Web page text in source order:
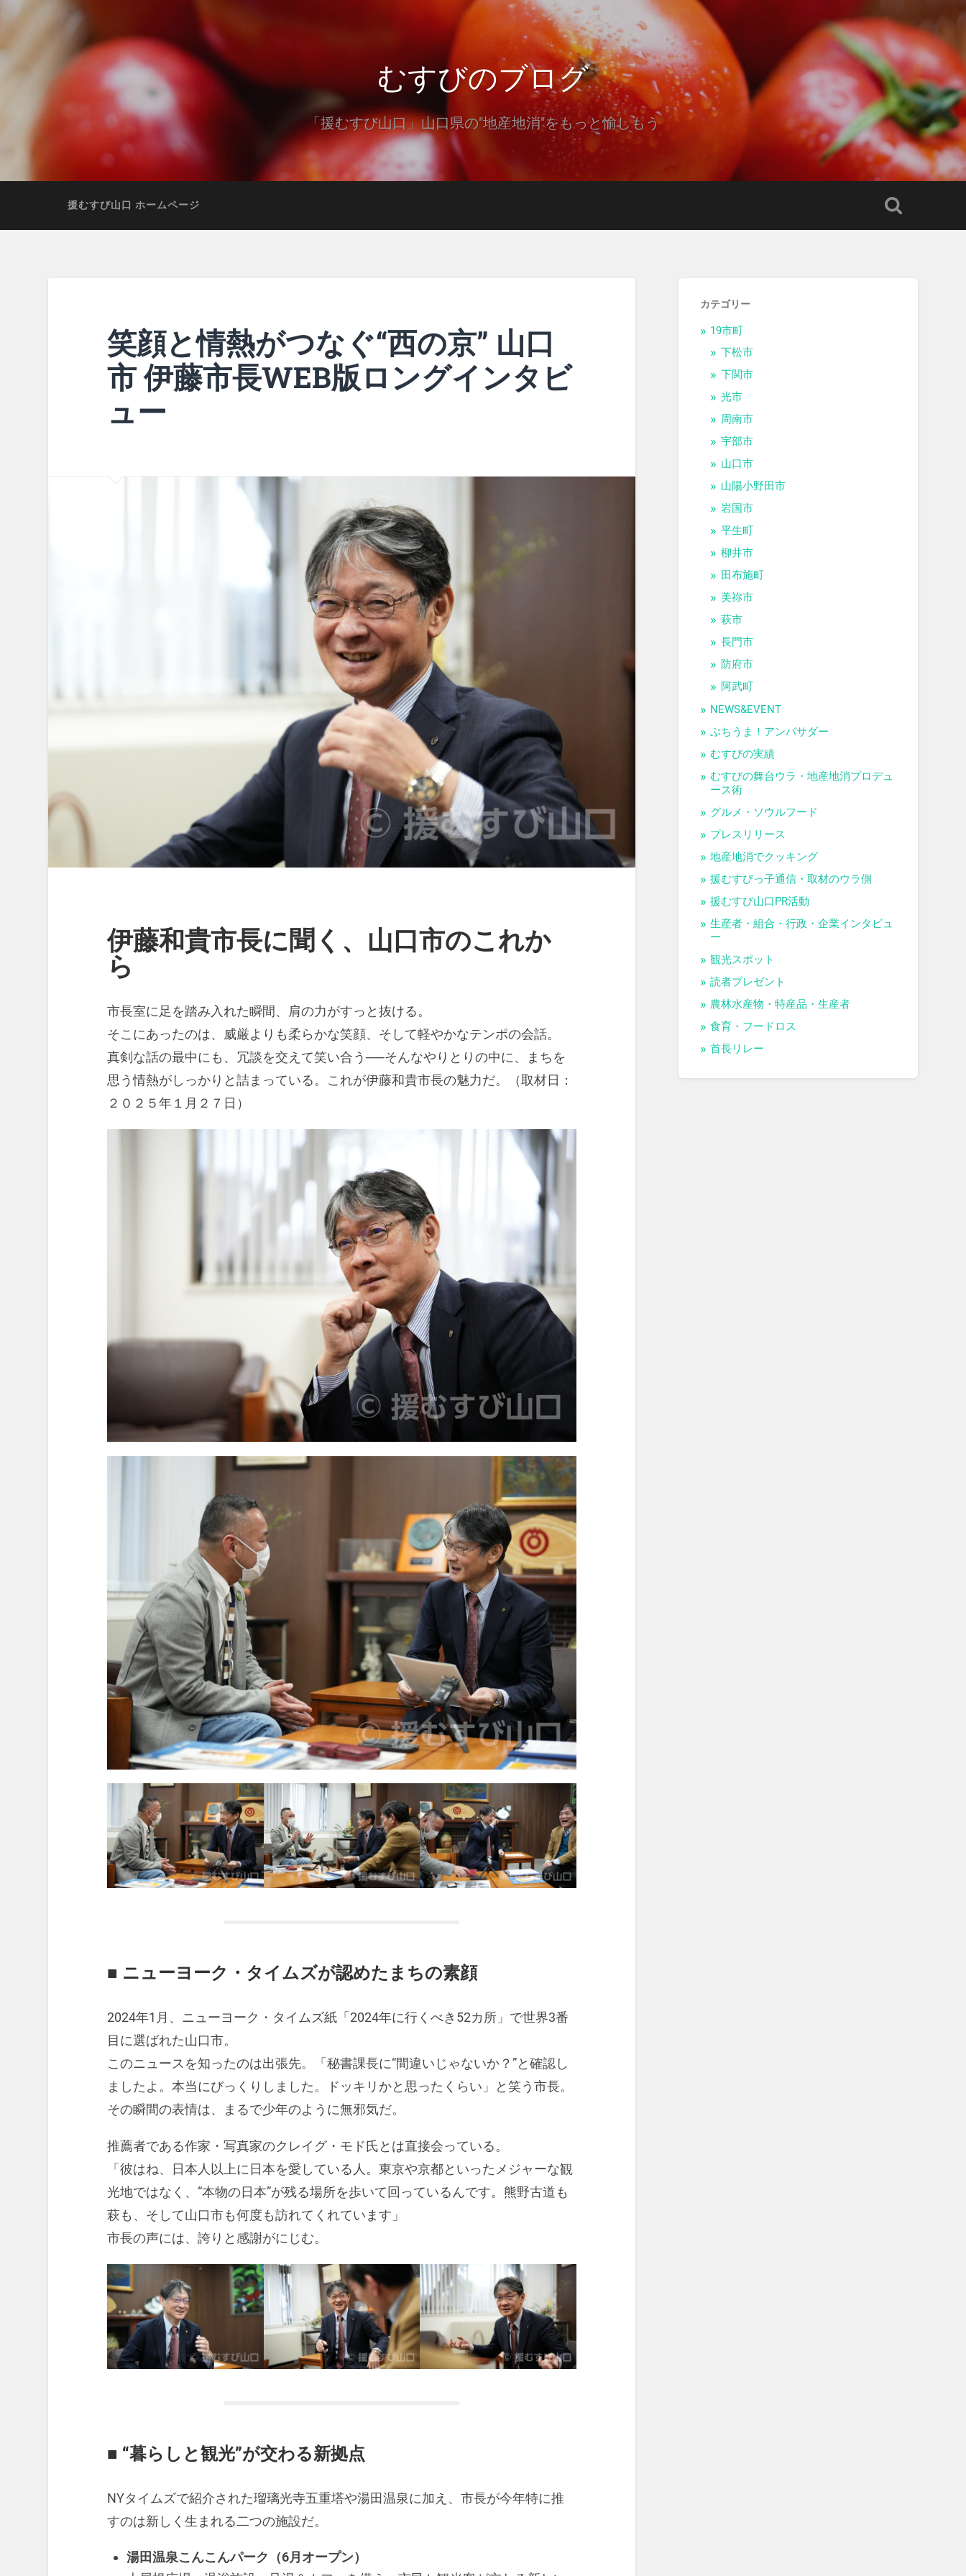
むすびのブログ
「援むすび山口」山口県の"地産地消"をもっと愉しもう
援むすび山口 ホームページ
笑顔と情熱がつなぐ“西の京” 山口
市 伊藤市長WEB版ロングインタビ
ュー
伊藤和貴市長に聞く、山口市のこれか
ら
市長室に足を踏み入れた瞬間、肩の力がすっと抜ける。
そこにあったのは、威厳よりも柔らかな笑顔、そして軽やかなテンポの会話。
真剣な話の最中にも、冗談を交えて笑い合う──そんなやりとりの中に、まちを
思う情熱がしっかりと詰まっている。これが伊藤和貴市長の魅力だ。（取材日：
２０２５年１月２７日）
■ ニューヨーク・タイムズが認めたまちの素顔
2024年1月、ニューヨーク・タイムズ紙「2024年に行くべき52カ所」で世界3番
目に選ばれた山口市。
このニュースを知ったのは出張先。「秘書課長に“間違いじゃないか？”と確認し
ましたよ。本当にびっくりしました。ドッキリかと思ったくらい」と笑う市長。
その瞬間の表情は、まるで少年のように無邪気だ。
推薦者である作家・写真家のクレイグ・モド氏とは直接会っている。
「彼はね、日本人以上に日本を愛している人。東京や京都といったメジャーな観
光地ではなく、“本物の日本”が残る場所を歩いて回っているんです。熊野古道も
萩も、そして山口市も何度も訪れてくれています」
市長の声には、誇りと感謝がにじむ。
■ “暮らしと観光”が交わる新拠点
NYタイムズで紹介された瑠璃光寺五重塔や湯田温泉に加え、市長が今年特に推
すのは新しく生まれる二つの施設だ。
湯田温泉こんこんパーク（6月オープン）
カテゴリー
19市町
下松市
下関市
光市
周南市
宇部市
山口市
山陽小野田市
岩国市
平生町
柳井市
田布施町
美祢市
萩市
長門市
防府市
阿武町
NEWS&EVENT
ぶちうま！アンバサダー
むすびの実績
むすびの舞台ウラ・地産地消プロデュ
ース術
グルメ・ソウルフード
プレスリリース
地産地消でクッキング
援むすびっ子通信・取材のウラ側
援むすび山口PR活動
生産者・組合・行政・企業インタビュ
ー
観光スポット
読者プレゼント
農林水産物・特産品・生産者
食育・フードロス
首長リレー